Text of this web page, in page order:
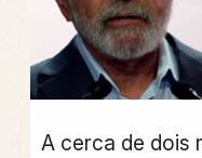
A cerca de dois